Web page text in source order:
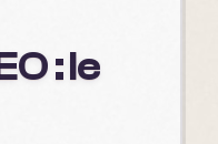
: le